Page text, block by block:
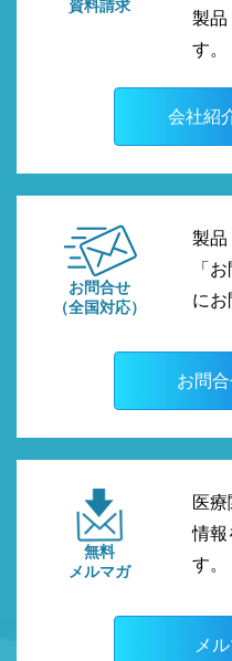
資料請求
製品
す。
会社紹
お問合せ
（全国対応）
製品
「
にお
お問
無料
メルマガ
医
情報
す。
メ